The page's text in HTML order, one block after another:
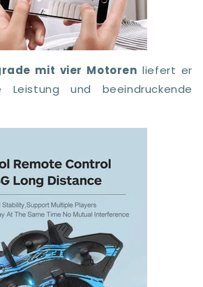
mit vier Motoren liefert er
Leistung und beeindruckende